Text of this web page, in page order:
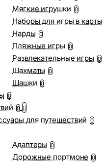
Мягкие игрушки 0
Наборы для игры в карты
Нарды 0
Пляжные игры 0
Развлекательные игры 0
Шахматы 0
Шашки 0
0
0
для путешествий 0
Адаптеры 0
Дорожные портмоне 0